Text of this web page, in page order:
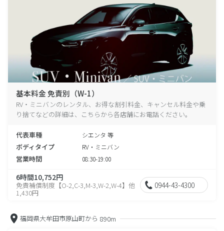
基本料金 免責別（W-1）
RV・ミニバンのレンタル、お得な割引料金、キャンセル料金や乗
り捨てなどの詳細は、こちらから各店舗にお電話ください。
代表車種 シエンタ 等
ボディタイプ RV・ミニバン
営業時間 08:30-19:00
6時間10,752円
免責補償制度【O-2,C-3,M-3,W-2,W-4】他
1,430円
0944-43-4300
福岡県大牟田市原山町から 890m